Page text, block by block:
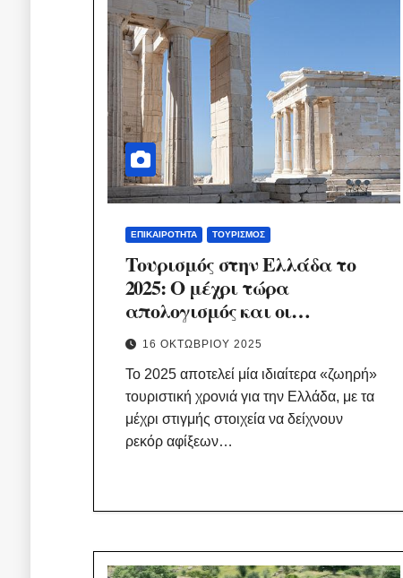
ΕΠΙΚΑΙΡΌΤΗΤΑ ΤΟΥΡΙΣΜΌΣ
Τουρισμός στην Ελλάδα το
2025: Ο μέχρι τώρα
απολογισμός και οι
προκλήσεις.
16 ΟΚΤΩΒΡΊΟΥ 2025
Το 2025 αποτελεί μία ιδιαίτερα «ζωηρή»
τουριστική χρονιά για την Ελλάδα, με τα
μέχρι στιγμής στοιχεία να δείχνουν
ρεκόρ αφίξεων…